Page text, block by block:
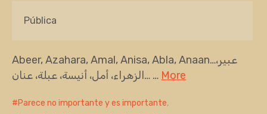
Pública
Abeer, Azahara, Amal, Anisa, Abla, Anaan…عبير،
الزهراء، أمل، أنيسة، عبلة، عنان… … More
Parece no importante y es importante,